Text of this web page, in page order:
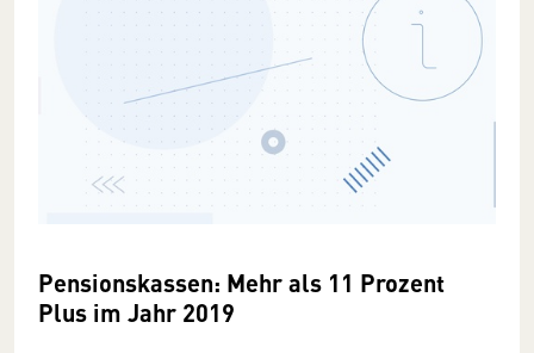
Pensionskassen: Mehr als 11 Prozent
Plus im Jahr 2019